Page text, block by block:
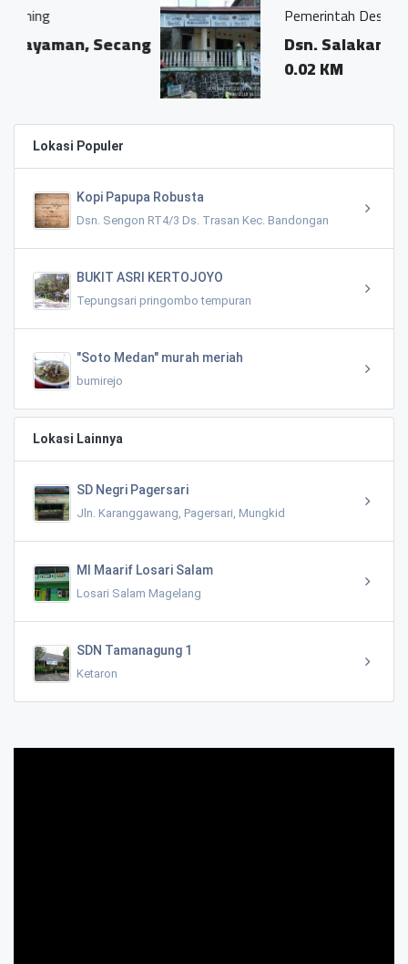
Pemerintah Desa Kalijoso
Dsn. Salakan RT 01 RW 02
0.02 KM
Lokasi Populer
Kopi Papupa Robusta
Dsn. Sengon RT4/3 Ds. Trasan Kec. Bandongan
BUKIT ASRI KERTOJOYO
Tepungsari pringombo tempuran
"Soto Medan" murah meriah
bumirejo
Lokasi Lainnya
SD Negri Pagersari
Jln. Karanggawang, Pagersari, Mungkid
MI Maarif Losari Salam
Losari Salam Magelang
SDN Tamanagung 1
Ketaron